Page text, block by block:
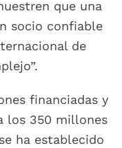
que una
socio confiable
de
financiadas y
los 350 millones
ha establecido